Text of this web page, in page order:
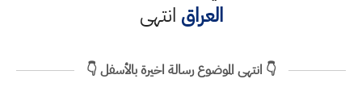
العراق انتهى
👇 انتهى الموضوع رسالة اخيرة بالأسفل 👇